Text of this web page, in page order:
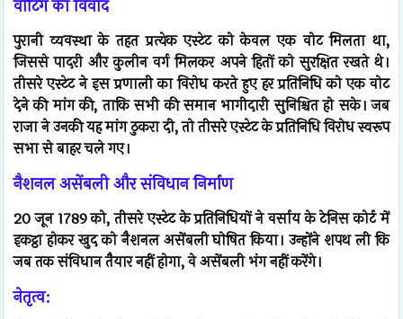
वोटिंग का विवाद
पुरानी व्यवस्था के तहत प्रत्येक एस्टेट को केवल एक वोट मिलता था,
जिससे पादरी और कुलीन वर्ग मिलकर अपने हितों को सुरक्षित रखते थे।
तीसरे एस्टेट ने इस प्रणाली का विरोध करते हुए हर प्रतिनिधि को एक वोट
देने की मांग की, ताकि सभी की समान भागीदारी सुनिश्चित हो सके। जब
राजा ने उनकी यह मांग ठुकरा दी, तो तीसरे एस्टेट के प्रतिनिधि विरोध स्वरूप
सभा से बाहर चले गए।
नैशनल असेंबली और संविधान निर्माण
20 जून 1789 को, तीसरे एस्टेट के प्रतिनिधियों ने वर्साय के टेनिस कोर्ट में
इकट्ठा होकर खुद को नैशनल असेंबली घोषित किया। उन्होंने शपथ ली कि
जब तक संविधान तैयार नहीं होगा, वे असेंबली भंग नहीं करेंगे।
नेतृत्व: